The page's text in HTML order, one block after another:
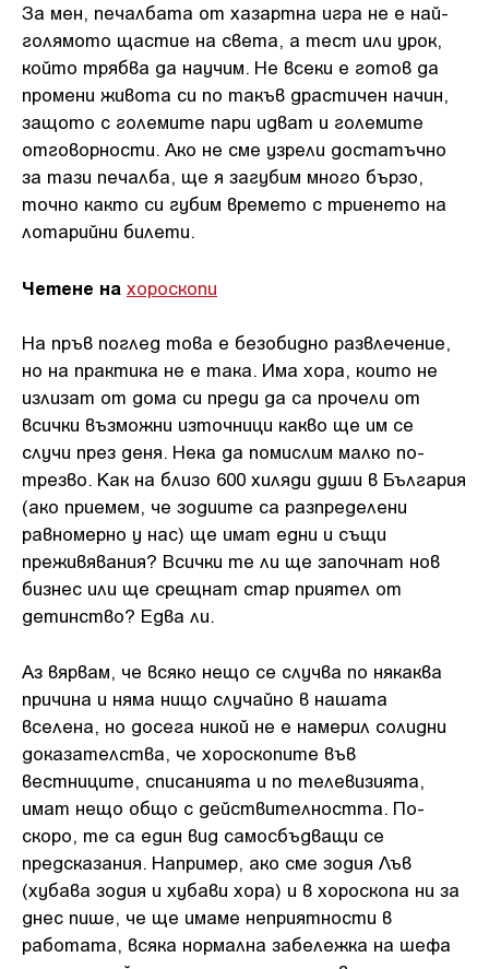
За мен, печалбата от хазартна игра не е най-
голямото щастие на света, а тест или урок,
който трябва да научим. Не всеки е готов да
промени живота си по такъв драстичен начин,
защото с големите пари идват и големите
отговорности. Ако не сме узрели достатъчно
за тази печалба, ще я загубим много бързо,
точно както си губим времето с триенето на
лотарийни билети.
Четене на хороскопи
На пръв поглед това е безобидно развлечение,
но на практика не е така. Има хора, които не
излизат от дома си преди да са прочели от
всички възможни източници какво ще им се
случи през деня. Нека да помислим малко по-
трезво. Как на близо 600 хиляди души в България
(ако приемем, че зодиите са разпределени
равномерно у нас) ще имат едни и същи
преживявания? Всички те ли ще започнат нов
бизнес или ще срещнат стар приятел от
детинство? Едва ли.
Аз вярвам, че всяко нещо се случва по някаква
причина и няма нищо случайно в нашата
вселена, но досега никой не е намерил солидни
доказателства, че хороскопите във
вестниците, списанията и по телевизията,
имат нещо общо с действителността. По-
скоро, те са един вид самосбъдващи се
предсказания. Например, ако сме зодия Лъв
(хубава зодия и хубави хора) и в хороскопа ни за
днес пише, че ще имаме неприятности в
работата, всяка нормална забележка на шефа